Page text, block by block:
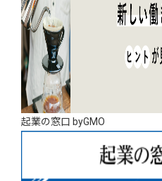
起業の窓口 byGMO